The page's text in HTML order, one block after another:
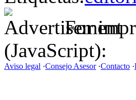
For
(JavaScript):
Aviso legal ·Consejo Asesor·Contacto ·